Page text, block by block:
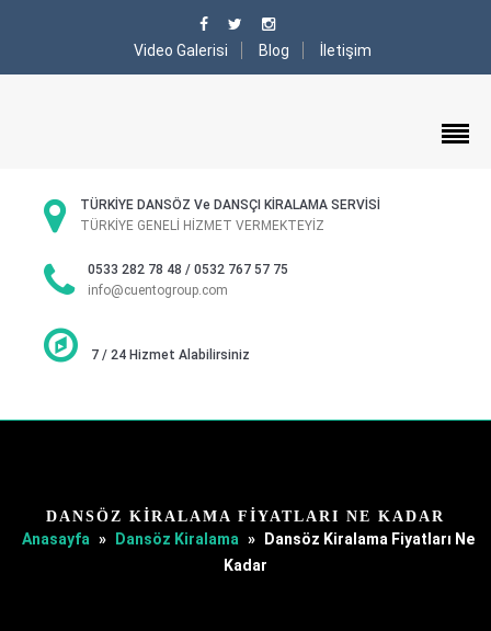
Video Galerisi Blog İletişim
TÜRKİYE DANSÖZ Ve DANSÇI KİRALAMA SERVİSİ
TÜRKİYE GENELİ HİZMET VERMEKTEYİZ
0533 282 78 48 / 0532 767 57 75
info@cuentogroup.com
7 / 24 Hizmet Alabilirsiniz
DANSÖZ KIRALAMA FIYATLARI NE KADAR
Anasayfa » Dansöz Kiralama »
Dansöz Kiralama Fiyatları Ne
Kadar